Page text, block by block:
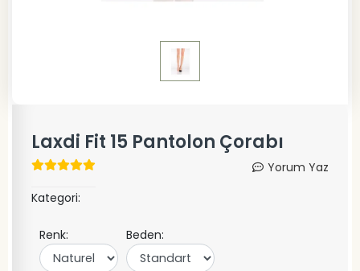
Laxdi Fit 15 Pantolon Çorabı
Yorum Yaz
Kategori:
Renk: Beden: